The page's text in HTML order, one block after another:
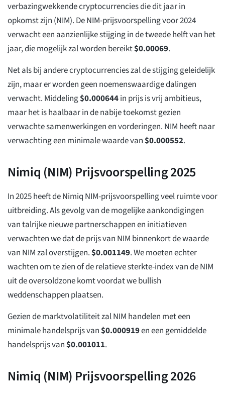
verbazingwekkende cryptocurrencies die dit jaar in
opkomst zijn (NIM). De NIM-prijsvoorspelling voor 2024
verwacht een aanzienlijke stijging in de tweede helft van het
jaar, die mogelijk zal worden bereikt$0.00069.
Net als bij andere cryptocurrencies zal de stijging geleidelijk
zijn, maar er worden geen noemenswaardige dalingen
verwacht. Middeling$0.000644in prijs is vrij ambitieus,
maar het is haalbaar in de nabije toekomst gezien
verwachte samenwerkingen en vorderingen. NIM heeft naar
verwachting een minimale waarde van$0.000552.
Nimiq (NIM) Prijsvoorspelling 2025
In 2025 heeft de Nimiq NIM-prijsvoorspelling veel ruimte voor
uitbreiding. Als gevolg van de mogelijke aankondigingen
van talrijke nieuwe partnerschappen en initiatieven
verwachten we dat de prijs van NIM binnenkort de waarde
van NIM zal overstijgen.$0.001149. We moeten echter
wachten om te zien of de relatieve sterkte-index van de NIM
uit de oversoldzone komt voordat we bullish
weddenschappen plaatsen.
Gezien de marktvolatiliteit zal NIM handelen met een
minimale handelsprijs van$0.000919en een gemiddelde
handelsprijs van$0.001011.
Nimiq (NIM) Prijsvoorspelling 2026